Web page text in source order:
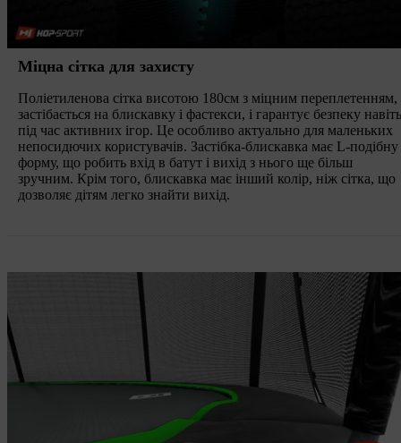
Міцна сітка для захисту
Поліетиленова сітка висотою 180см з міцним переплетенням,
застібається на блискавку і фастекси, і гарантує безпеку навіть
під час активних ігор. Це особливо актуально для маленьких
непосидючих користувачів. Застібка-блискавка має L-подібну
форму, що робить вхід в батут і вихід з нього ще більш
зручним. Крім того, блискавка має інший колір, ніж сітка, що
дозволяє дітям легко знайти вихід.